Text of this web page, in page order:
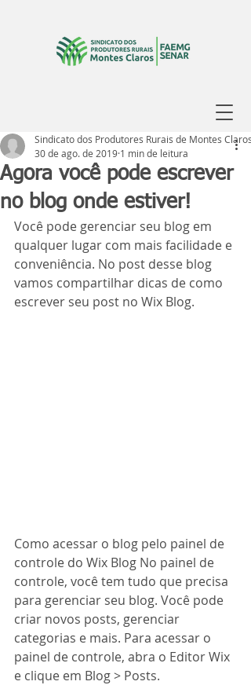
Agora você pode escrever
no blog onde estiver!
Sindicato dos Produtores Rurais de Montes Claros
30 de ago. de 2019 1 min de leitura
Você pode gerenciar seu blog em
qualquer lugar com mais facilidade e
conveniência. No post desse blog
vamos compartilhar dicas de como
escrever seu post no Wix Blog.
Como acessar o blog pelo painel de
controle do Wix Blog No painel de
controle, você tem tudo que precisa
para gerenciar seu blog. Você pode
criar novos posts, gerenciar
categorias e mais. Para acessar o
painel de controle, abra o Editor Wix
e clique em Blog > Posts.